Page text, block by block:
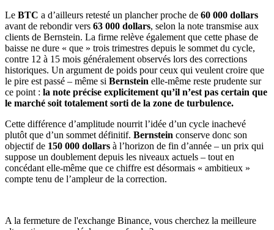
Le BTC a d’ailleurs retesté un plancher proche de 60 000 dollars
avant de rebondir vers 63 000 dollars, selon la note transmise aux
clients de Bernstein. La firme relève également que cette phase de
baisse ne dure « que » trois trimestres depuis le sommet du cycle,
contre 12 à 15 mois généralement observés lors des corrections
historiques. Un argument de poids pour ceux qui veulent croire que
le pire est passé – même si Bernstein elle-même reste prudente sur
ce point : la note précise explicitement qu’il n’est pas certain que
le marché soit totalement sorti de la zone de turbulence.
Cette différence d’amplitude nourrit l’idée d’un cycle inachevé
plutôt que d’un sommet définitif. Bernstein conserve donc son
objectif de 150 000 dollars à l’horizon de fin d’année – un prix qui
suppose un doublement depuis les niveaux actuels – tout en
concédant elle-même que ce chiffre est désormais « ambitieux »
compte tenu de l’ampleur de la correction.
A la fermeture de l'exchange Binance, vous cherchez la meilleure